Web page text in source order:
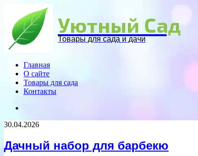
Уютный Сад
Товары для сада и дачи
Главная
О сайте
Товары для сада
Контакты
30.04.2026
Дачный набор для барбекю